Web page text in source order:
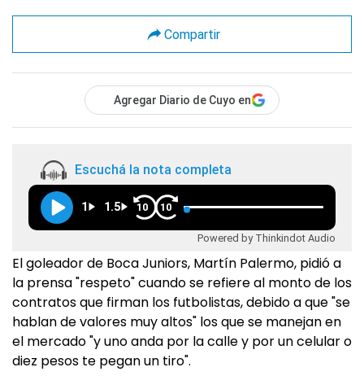
Compartir
Agregar Diario de Cuyo en
Escuchá la nota completa
1 1.5 10 10
Powered by Thinkindot Audio
El goleador de Boca Juniors, Martín Palermo, pidió a
la prensa "respeto" cuando se refiere al monto de los
contratos que firman los futbolistas, debido a que "se
hablan de valores muy altos" los que se manejan en
el mercado "y uno anda por la calle y por un celular o
diez pesos te pegan un tiro".